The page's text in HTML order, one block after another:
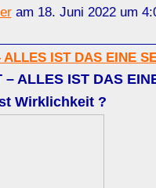
am 18. Juni 2022 um
IST DAS EINE
ALLES IST DAS
Wirklichkeit ?